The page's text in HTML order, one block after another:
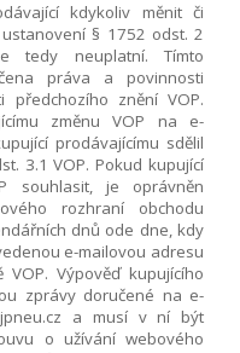
kdykoliv měnit či
§ 1752 odst. 2
tedy neuplatní. Tímto
práva a povinnosti
znění VOP.
změnu VOP na e-
prodávajícímu sdělil
3.1 VOP. Pokud kupující
souhlasit, je oprávněn
rozhraní obchodu
dnů ode dne, kdy
e-mailovou adresu
Výpověď kupujícího
zprávy doručené na e-
a musí v ní být
o užívání webového